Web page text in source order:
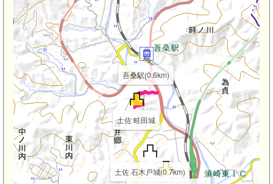
吾桑駅(0.6km)
土佐 畦田城
土佐 石木戸城(0.7km)